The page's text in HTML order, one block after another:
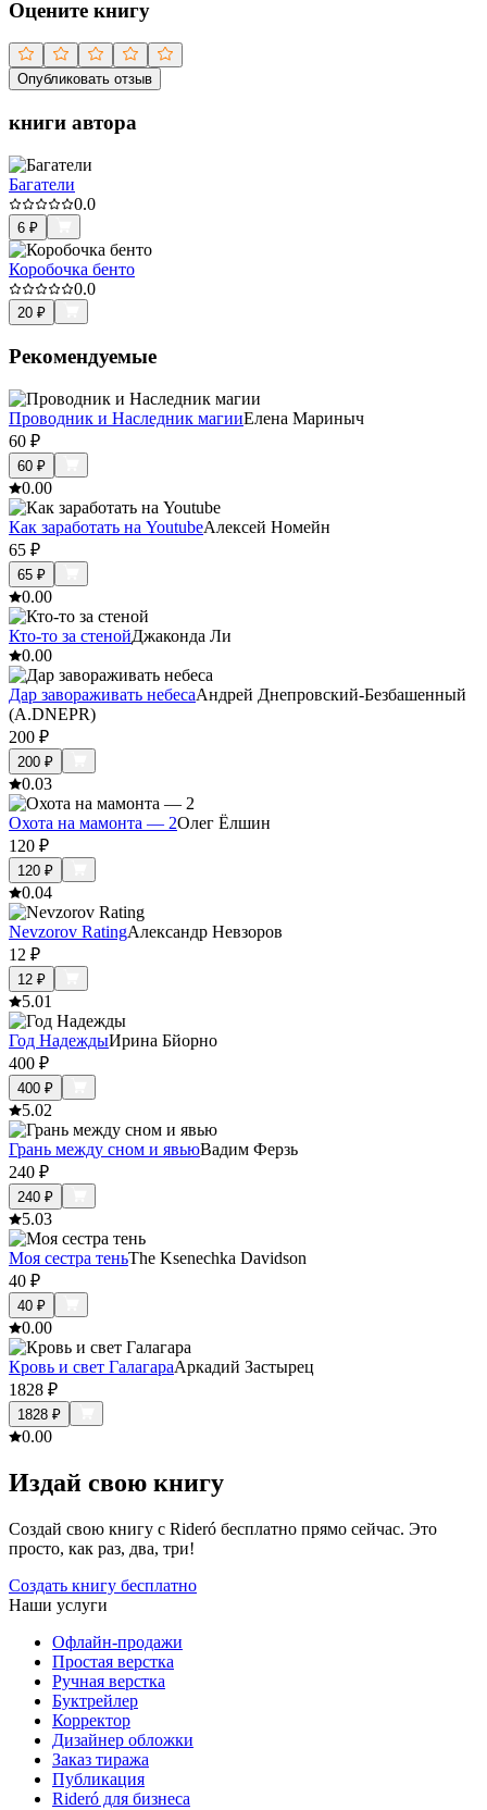
Оцените книгу
Опубликовать отзыв
книги автора
Багатели
0.0
6 ₽
Коробочка бенто
0.0
20 ₽
Рекомендуемые
Проводник и Наследник магииЕлена Мариныч
60 ₽
60 ₽
0.00
Как заработать на YoutubeАлексей Номейн
65 ₽
65 ₽
0.00
Кто-то за стенойДжаконда Ли
0.00
Дар завораживать небесаАндрей Днепровский-Безбашенный
(A.DNEPR)
200 ₽
200 ₽
0.03
Охота на мамонта — 2Олег Ёлшин
120 ₽
120 ₽
0.04
Nevzorov RatingАлександр Невзоров
12 ₽
12 ₽
5.01
Год НадеждыИрина Бйорно
400 ₽
400 ₽
5.02
Грань между сном и явьюВадим Ферзь
240 ₽
240 ₽
5.03
Моя сестра теньThe Ksenechka Davidson
40 ₽
40 ₽
0.00
Кровь и свет ГалагараАркадий Застырец
1828 ₽
1828 ₽
0.00
Издай свою книгу
Создай свою книгу с Rideró бесплатно прямо сейчас. Это
просто, как раз, два, три!
Создать книгу бесплатно
Наши услуги
Офлайн-продажи
Простая верстка
Ручная верстка
Буктрейлер
Корректор
Дизайнер обложки
Заказ тиража
Публикация
Rideró для бизнеса